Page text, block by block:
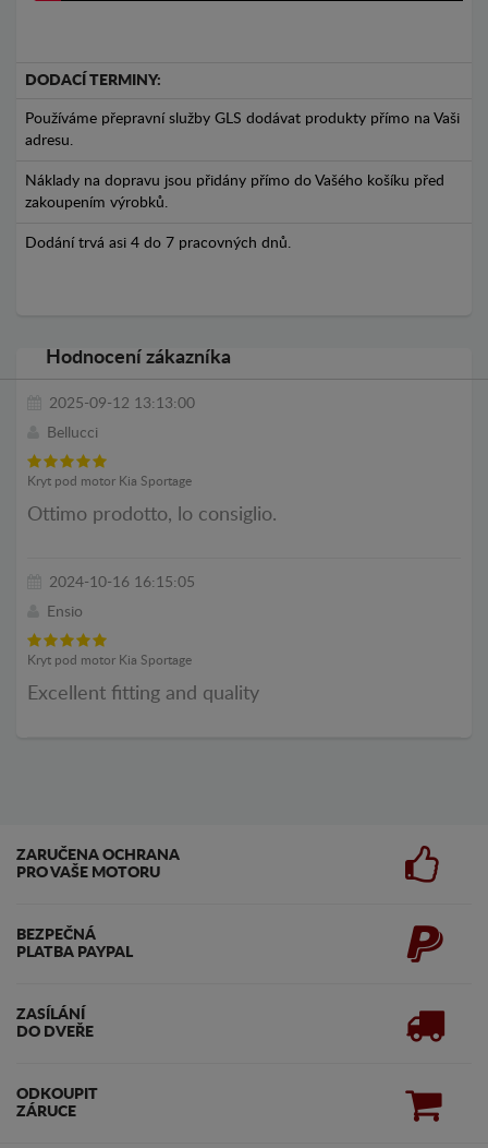
DODACÍ TERMINY:
Používáme přepravní služby GLS dodávat produkty přímo na Vaši
adresu.
Náklady na dopravu jsou přidány přímo do Vašého košíku před
zakoupením výrobků.
Dodání trvá asi 4 do 7 pracovných dnů.
Hodnocení zákazníka
2025-09-12 13:13:00
Bellucci
Kryt pod motor Kia Sportage
Ottimo prodotto, lo consiglio.
2024-10-16 16:15:05
Ensio
Kryt pod motor Kia Sportage
Excellent fitting and quality
ZARUČENA OCHRANA
PRO VAŠE MOTORU
BEZPEČNÁ
PLATBA PAYPAL
ZASÍLÁNÍ
DO DVEŘE
ODKOUPIT
ZÁRUCE